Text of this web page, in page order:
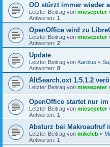
OO stürzt immer wieder
Letzter Beitrag von miesepeter
Antworten: 1
OpenOffice wird zu
Letzter Beitrag von miesepeter
Antworten: 2
Update
Letzter Beitrag von Karolus «
Antworten: 8
AltSearch.oxt 1.5.1.2
Letzter Beitrag von miesepeter
OpenOffice startet nur
Letzter Beitrag von miesepeter
Antworten: 1
Absturz bei Makroaufruf
Letzter Beitrag von mikeleb «
Antworten: 1